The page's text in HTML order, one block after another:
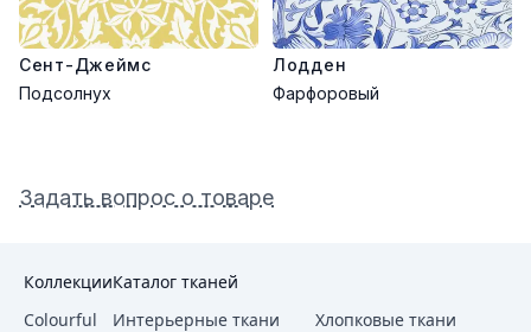
Сент-Джеймс
Подсолнух
Лодден
Фарфоровый
Задать вопрос о товаре
Коллекции
Colourful
Каталог тканей
Интерьерные ткани
Хлопковые ткани